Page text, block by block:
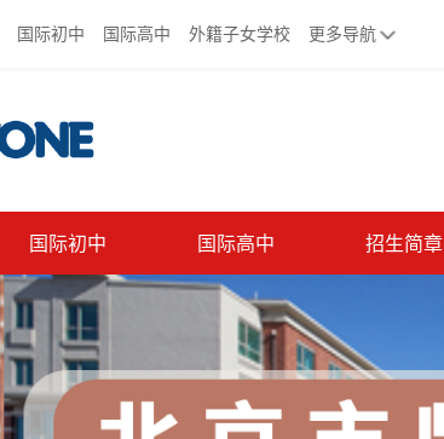
国际初中 国际高中 外籍子女学校 更多导航
国际初中 国际高中 招生简章